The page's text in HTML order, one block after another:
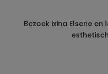
Bezoek ixina Elsene